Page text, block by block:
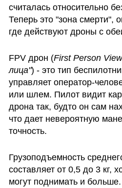
считалась относительно
Теперь это "зона смерти",
где действуют дроны с
FPV дрон (First Person
лица") - это тип
управляет оператор-
или шлем. Пилот видит
дрона так, будто он сам
что дает невероятную
точность.
Грузоподъемность
составляет от 0,5 до 3 кг,
могут поднимать и